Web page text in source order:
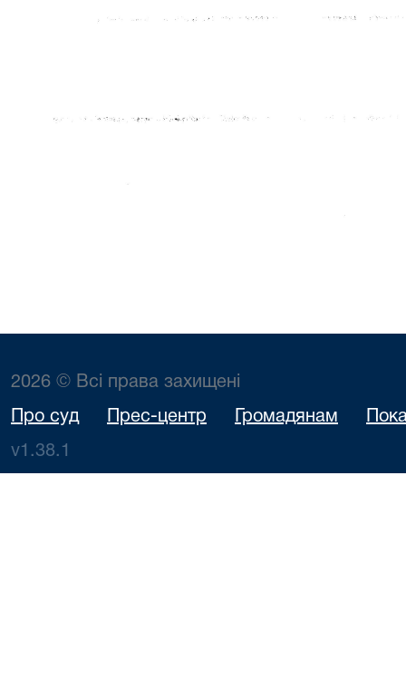
2026 © Всі права захищені
Про суд Прес-центр Громадянам
v1.38.1